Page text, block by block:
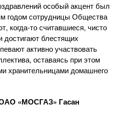
особый акцент был
годом сотрудницы Общества
когда-тосчитавшиеся, чисто
блестящих
активно участвовать
оставаясь при этом
хранительницами домашнего
«МОСГАЗ» Гасан